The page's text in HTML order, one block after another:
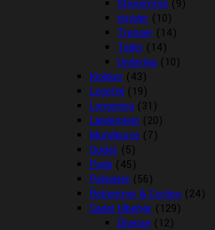
Stigremme (9)
strigler (10)
Trenser (14)
Tøjler (14)
Underlag (10)
Klokker (43)
Legetøj (19)
Longering (31)
Læderpleje (20)
Mundkurve (7)
Outlet (5)
Pads (45)
Pelspleje (56)
Rebgrimer & Cordeo (24)
Sadel tilbehør (129)
Diverse (12)